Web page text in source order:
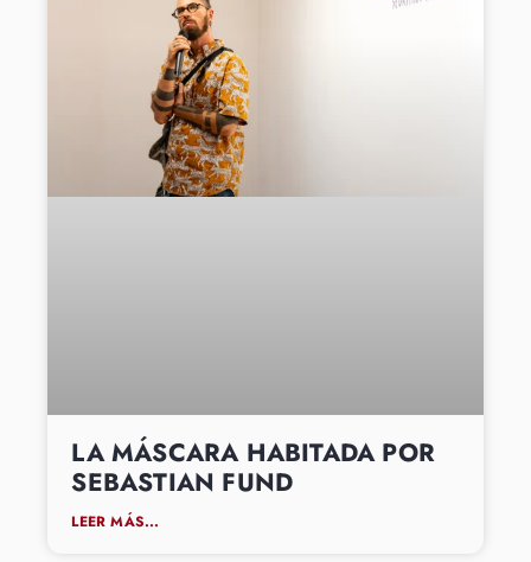
LA MÁSCARA HABITADA POR
SEBASTIAN FUND
LEER MÁS...